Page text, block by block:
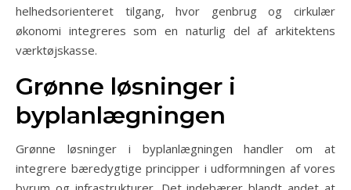
helhedsorienteret tilgang, hvor genbrug og cirkulær
økonomi integreres som en naturlig del af arkitektens
værktøjskasse.
Grønne løsninger i
byplanlægningen
Grønne løsninger i byplanlægningen handler om at
integrere bæredygtige principper i udformningen af vores